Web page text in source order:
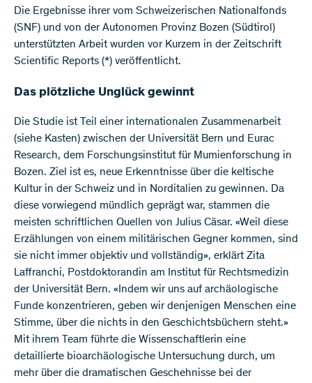
Die Ergebnisse ihrer vom Schweizerischen Nationalfonds
(SNF) und von der Autonomen Provinz Bozen (Südtirol)
unterstützten Arbeit wurden vor Kurzem in der Zeitschrift
Scientific Reports (*) veröffentlicht.
Das plötzliche Unglück gewinnt
Die Studie ist Teil einer internationalen Zusammenarbeit
(siehe Kasten) zwischen der Universität Bern und Eurac
Research, dem Forschungsinstitut für Mumienforschung in
Bozen. Ziel ist es, neue Erkenntnisse über die keltische
Kultur in der Schweiz und in Norditalien zu gewinnen. Da
diese vorwiegend mündlich geprägt war, stammen die
meisten schriftlichen Quellen von Julius Cäsar. «Weil diese
Erzählungen von einem militärischen Gegner kommen, sind
sie nicht immer objektiv und vollständig», erklärt Zita
Laffranchi, Postdoktorandin am Institut für Rechtsmedizin
der Universität Bern. «Indem wir uns auf archäologische
Funde konzentrieren, geben wir denjenigen Menschen eine
Stimme, über die nichts in den Geschichtsbüchern steht.»
Mit ihrem Team führte die Wissenschaftlerin eine
detaillierte bioarchäologische Untersuchung durch, um
mehr über die dramatischen Geschehnisse bei der